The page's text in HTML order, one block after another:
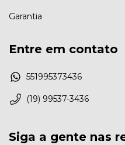
Garantia
Entre em contato
551995373436
(19) 99537-3436
Siga a gente nas